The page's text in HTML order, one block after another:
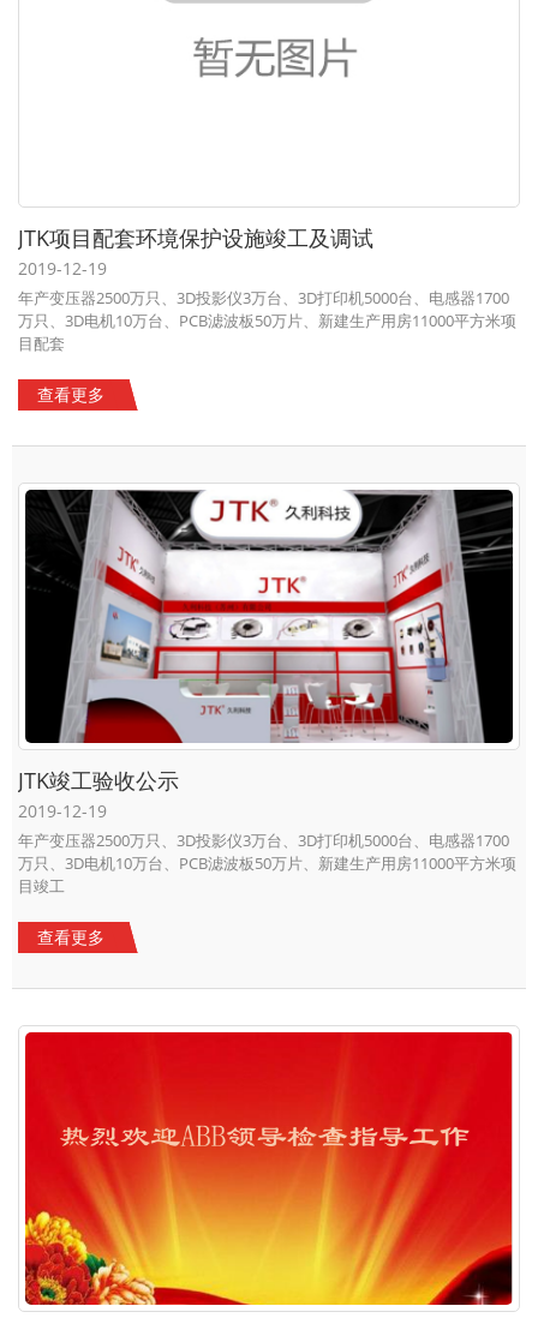
JTK项目配套环境保护设施竣工及调试
2019-12-19
年产变压器2500万只、3D投影仪3万台、3D打印机5000台、电感器1700
万只、3D电机10万台、PCB滤波板50万片、新建生产用房11000平方米项
目配套
查看更多
JTK竣工验收公示
2019-12-19
年产变压器2500万只、3D投影仪3万台、3D打印机5000台、电感器1700
万只、3D电机10万台、PCB滤波板50万片、新建生产用房11000平方米项
目竣工
查看更多